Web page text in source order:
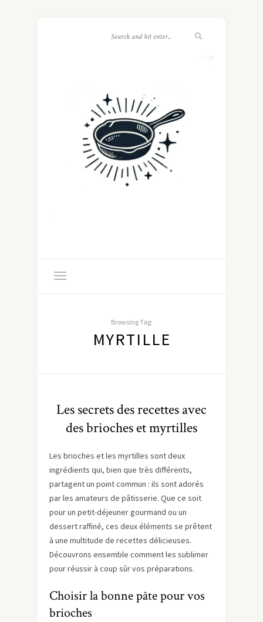
Browsing Tag:
MYRTILLE
Les secrets des recettes avec
des brioches et myrtilles
Les brioches et les myrtilles sont deux
ingrédients qui, bien que très différents,
partagent un point commun : ils sont adorés
par les amateurs de pâtisserie. Que ce soit
pour un petit-déjeuner gourmand ou un
dessert raffiné, ces deux éléments se prêtent
à une multitude de recettes délicieuses.
Découvrons ensemble comment les sublimer
pour réussir à coup sûr vos préparations.
Choisir la bonne pâte pour vos
brioches